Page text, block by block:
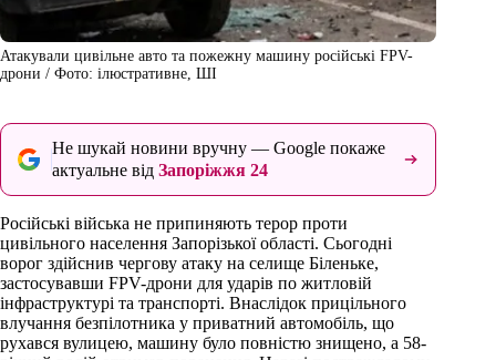
Атакували цивільне авто та пожежну машину російські FPV-
дрони / Фото: ілюстративне, ШІ
Не шукай новини вручну — Google покаже
актуальне від Запоріжжя 24
Російські війська не припиняють терор проти
цивільного населення Запорізької області. Сьогодні
ворог здійснив чергову атаку на селище Біленьке,
застосувавши FPV-дрони для ударів по житловій
інфраструктурі та транспорті. Внаслідок прицільного
влучання безпілотника у приватний автомобіль, що
рухався вулицею, машину було повністю знищено, а 58-